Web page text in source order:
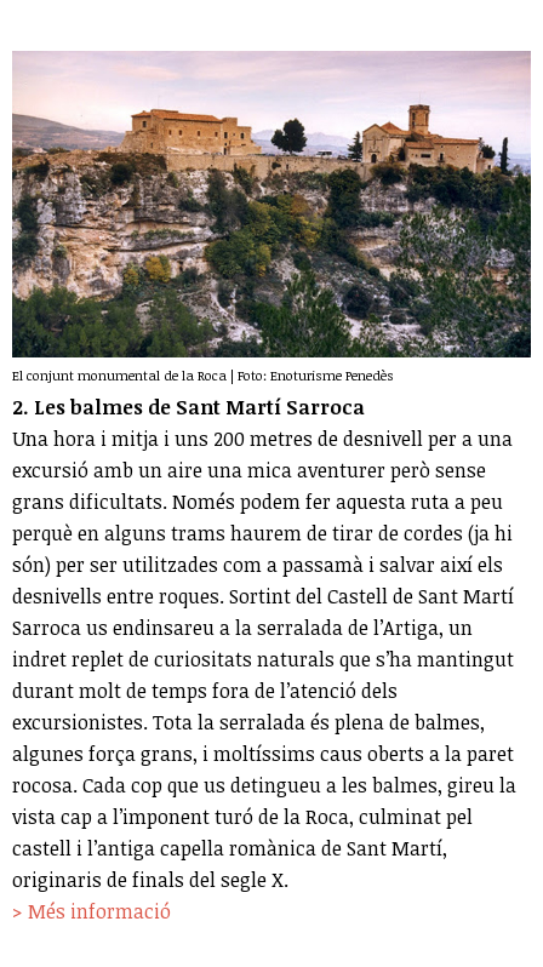
El conjunt monumental de la Roca | Foto: Enoturisme Penedès
2. Les balmes de Sant Martí Sarroca
Una hora i mitja i uns 200 metres de desnivell per a una
excursió amb un aire una mica aventurer però sense
grans dificultats. Només podem fer aquesta ruta a peu
perquè en alguns trams haurem de tirar de cordes (ja hi
són) per ser utilitzades com a passamà i salvar així els
desnivells entre roques. Sortint del Castell de Sant Martí
Sarroca us endinsareu a la serralada de l’Artiga, un
indret replet de curiositats naturals que s’ha mantingut
durant molt de temps fora de l’atenció dels
excursionistes. Tota la serralada és plena de balmes,
algunes força grans, i moltíssims caus oberts a la paret
rocosa. Cada cop que us detingueu a les balmes, gireu la
vista cap a l’imponent turó de la Roca, culminat pel
castell i l’antiga capella romànica de Sant Martí,
originaris de finals del segle X.
> Més informació